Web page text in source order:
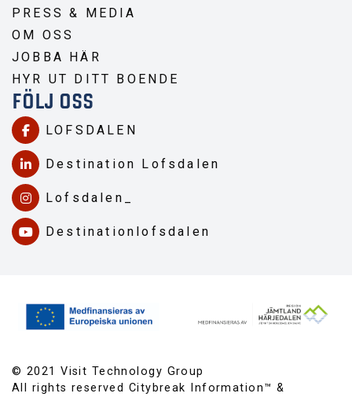
PRESS & MEDIA
OM OSS
JOBBA HÄR
HYR UT DITT BOENDE
FÖLJ OSS
LOFSDALEN
Destination Lofsdalen
Lofsdalen_
Destinationlofsdalen
© 2021 Visit Technology Group
All rights reserved Citybreak Information™ &